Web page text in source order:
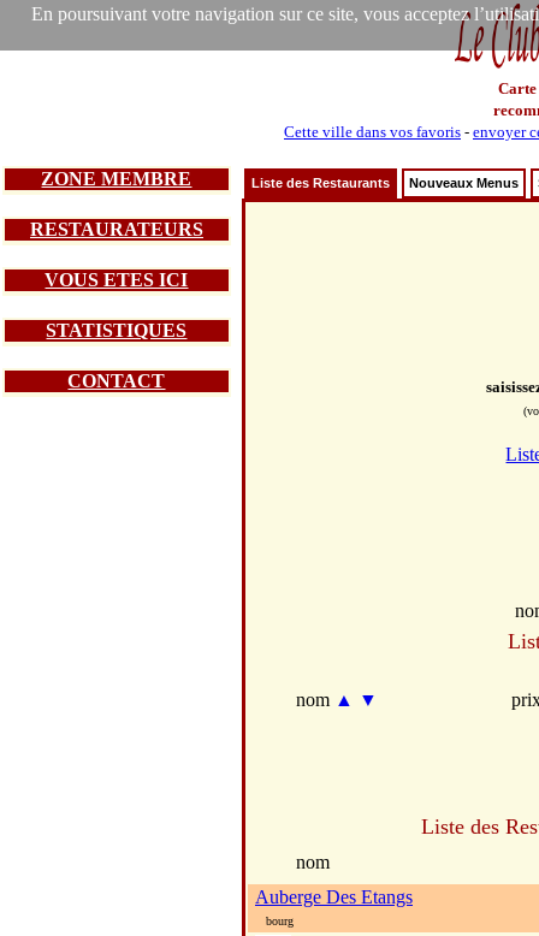
En poursuivant votre navigation sur ce site, vous acceptez
Carte
Cette ville dans vos favoris - envoyer
ZONE MEMBRE
RESTAURATEURS
VOUS ETES ICI
STATISTIQUES
CONTACT
Liste des Restaurants Nouveaux Menus
nom ▲ ▼
Liste des
nom
Auberge Des Etangs
bourg